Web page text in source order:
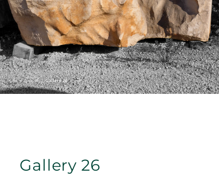
Home / Galleries / Gallery 26
Gallery 26